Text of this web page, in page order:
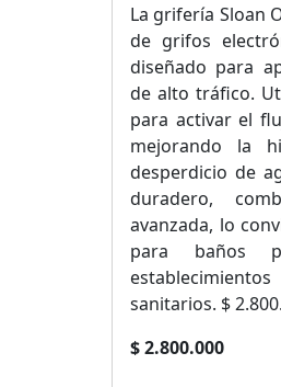
La grifería Sloan
de grifos
diseñado para
de alto tráfico.
para activar el
mejorando la
desperdicio de
duradero,
avanzada, lo
para baños
sanitarios. $
$ 2.800.000